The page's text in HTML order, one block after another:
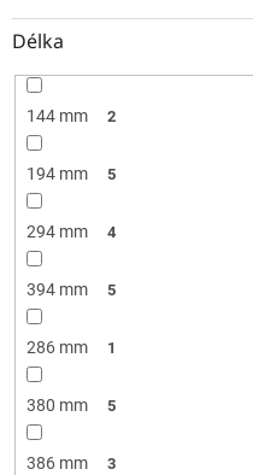
Délka
144 mm 2
194 mm 5
294 mm 4
394 mm 5
286 mm 1
380 mm 5
386 mm 3